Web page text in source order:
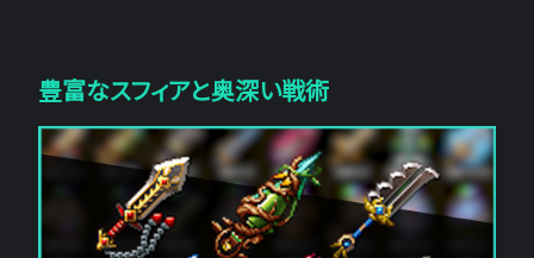
豊富なスフィアと奥深い戦術